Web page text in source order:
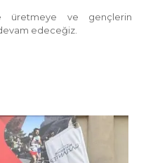
üretmeye ve gençlerin
edeceğiz.